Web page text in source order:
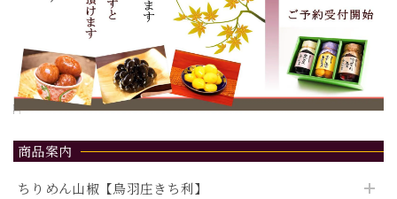
商品案内
ちりめん山椒【鳥羽庄きち利】